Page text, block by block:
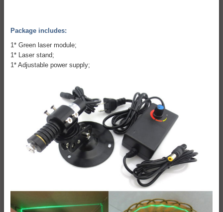
Package includes:
1* Green laser module;
1* Laser stand;
1* Adjustable power supply;